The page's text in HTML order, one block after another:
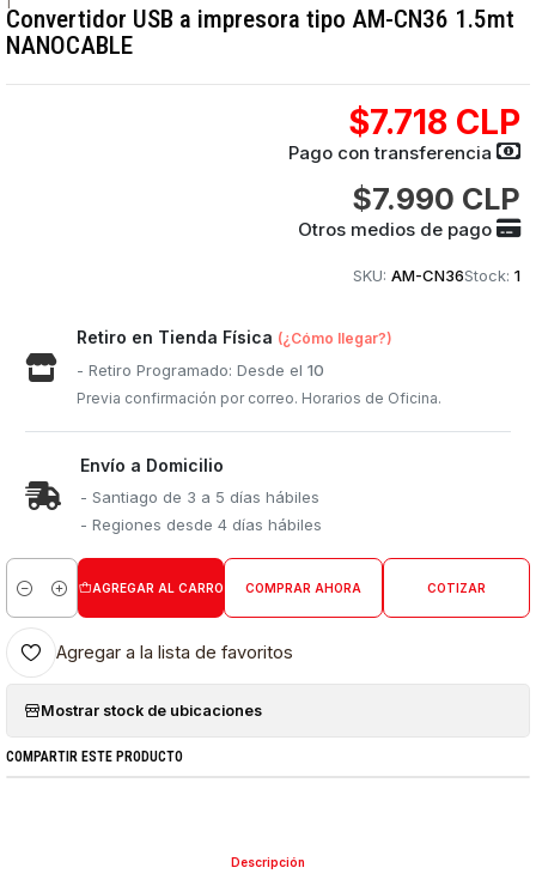
Convertidor USB a impresora tipo AM-CN36 1.5mt
NANOCABLE
$7.718 CLP
Pago con transferencia
$7.990 CLP
Otros medios de pago
SKU: AM-CN36Stock: 1
Retiro en Tienda Física (¿Cómo llegar?)
- Retiro Programado: Desde el10
Previa confirmación por correo. Horarios de Oficina.
Envío a Domicilio
- Santiago de 3 a 5 días hábiles
- Regiones desde 4 días hábiles
Cantidad
AGREGAR AL CARRO COMPRAR AHORA COTIZAR
Agregar a la lista de favoritos
Mostrar stock de ubicaciones
COMPARTIR ESTE PRODUCTO
Descripción